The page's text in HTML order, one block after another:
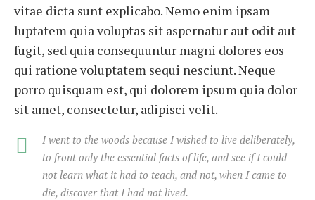
vitae dicta sunt explicabo. Nemo enim ipsam
luptatem quia voluptas sit aspernatur aut odit aut
fugit, sed quia consequuntur magni dolores eos
qui ratione voluptatem sequi nesciunt. Neque
porro quisquam est, qui dolorem ipsum quia dolor
sit amet, consectetur, adipisci velit.
I went to the woods because I wished to live deliberately,
to front only the essential facts of life, and see if I could
not learn what it had to teach, and not, when I came to
die, discover that I had not lived.